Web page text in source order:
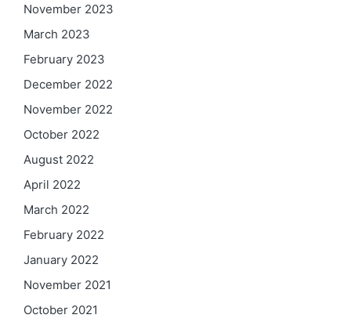
November 2023
March 2023
February 2023
December 2022
November 2022
October 2022
August 2022
April 2022
March 2022
February 2022
January 2022
November 2021
October 2021